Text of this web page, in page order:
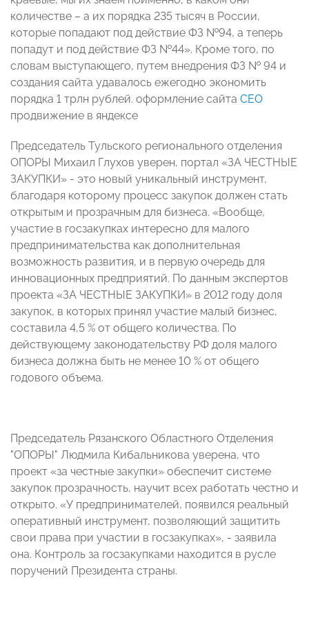
количестве – а их порядка 235 тысяч в России,
которые попадают под действие ФЗ №94, а теперь
попадут и под действие ФЗ №44». Кроме того, по
словам выступающего, путем внедрения ФЗ № 94 и
создания сайта удавалось ежегодно экономить
порядка 1 трлн рублей. оформление сайта СЕО
продвижение в яндексе
Председатель Тульского регионального отделения
ОПОРЫ Михаил Глухов уверен, портал «ЗА ЧЕСТНЫЕ
ЗАКУПКИ» - это новый уникальный инструмент,
благодаря которому процесс закупок должен стать
открытым и прозрачным для бизнеса. «Вообще,
участие в госзакупках интересно для малого
предпринимательства как дополнительная
возможность развития, и в первую очередь для
инновационных предприятий. По данным экспертов
проекта «ЗА ЧЕСТНЫЕ ЗАКУПКИ» в 2012 году доля
закупок, в которых принял участие малый бизнес,
составила 4,5 % от общего количества. По
действующему законодательству РФ доля малого
бизнеса должна быть не менее 10 % от общего
годового объема.
Председатель Рязанского Областного Отделения
"ОПОРЫ" Людмила Кибальникова уверена, что
проект «за честные закупки» обеспечит системе
закупок прозрачность, научит всех работать честно и
открыто. «У предпринимателей, появился реальный
оперативный инструмент, позволяющий защитить
свои права при участии в госзакупках», - заявила
она. Контроль за госзакупками находится в русле
поручений Президента страны.